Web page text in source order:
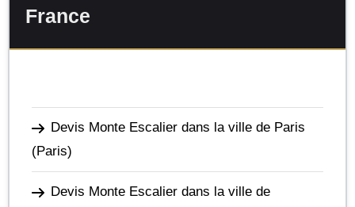
France
Devis Monte Escalier dans la ville de Paris
(Paris)
Devis Monte Escalier dans la ville de